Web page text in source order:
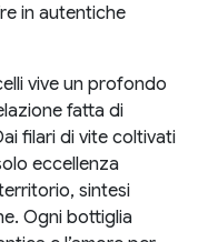
in autentiche
vive un profondo
fatta di
filari di vite coltivati
eccellenza
sintesi
Ogni bottiglia